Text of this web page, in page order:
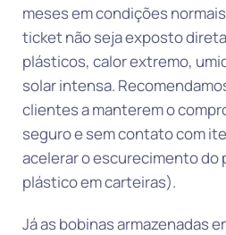
meses em condições
ticket não seja exposto
plásticos, calor extremo,
solar intensa.
clientes a manterem o
seguro e sem contato com
acelerar o escurecimento do
plástico em carteiras).
Já as bobinas armazenadas